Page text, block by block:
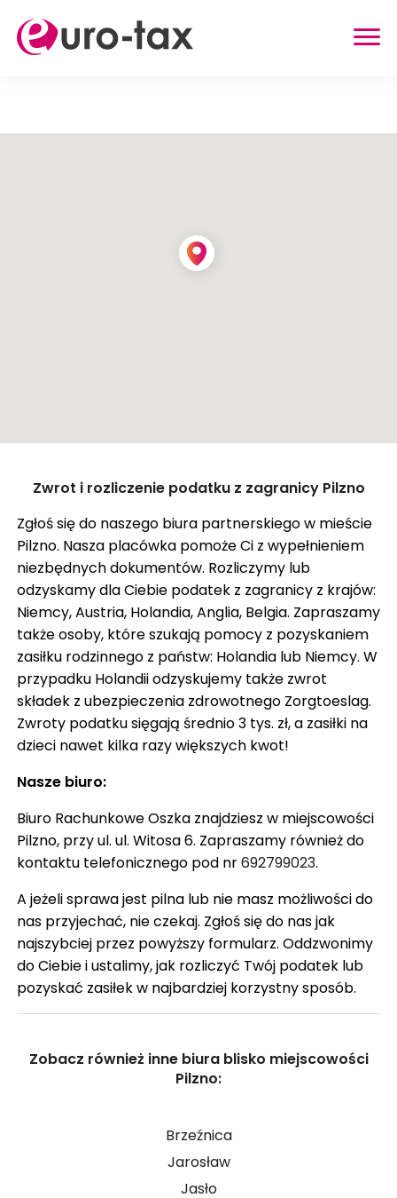
KROK PO KROKU
FAQ
SŁOWNIK
O NAS
KARIERA
DLA FIRM
BLOG
KONTAKT
Pokaż trasę
Zwrot i rozliczenie podatku z zagranicy Pilzno
Zgłoś się do naszego biura partnerskiego w mieście
Pilzno. Nasza placówka pomoże Ci z wypełnieniem
niezbędnych dokumentów. Rozliczymy lub
odzyskamy dla Ciebie podatek z zagranicy z krajów:
Niemcy, Austria, Holandia, Anglia, Belgia. Zapraszamy
także osoby, które szukają pomocy z pozyskaniem
zasiłku rodzinnego z państw: Holandia lub Niemcy. W
przypadku Holandii odzyskujemy także zwrot
składek z ubezpieczenia zdrowotnego Zorgtoeslag.
Zwroty podatku sięgają średnio 3 tys. zł, a zasiłki na
dzieci nawet kilka razy większych kwot!
Nasze biuro:
Biuro Rachunkowe Oszka znajdziesz w miejscowości
Pilzno, przy ul. ul. Witosa 6. Zapraszamy również do
kontaktu telefonicznego pod nr692799023.
A jeżeli sprawa jest pilna lub nie masz możliwości do
nas przyjechać, nie czekaj. Zgłoś się do nas jak
najszybciej przez powyższy formularz. Oddzwonimy
do Ciebie i ustalimy, jak rozliczyć Twój podatek lub
pozyskać zasiłek w najbardziej korzystny sposób.
Zobacz również inne biura blisko miejscowości
Pilzno:
Brzeźnica
Jarosław
Jasło